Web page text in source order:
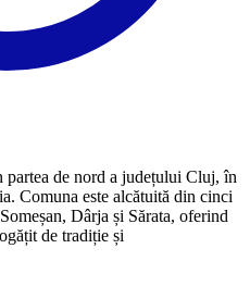
partea de nord a județului Cluj, în
Comuna este alcătuită din cinci
Dârja și Sărata, oferind
de tradiție și